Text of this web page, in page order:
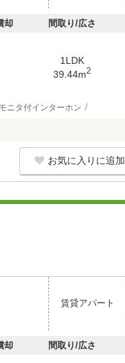
却 間取り/広さ
1LDK
39.44m2
モニタ付インターホン
お気に入りに追加
賃貸アパート
却 間取り/広さ